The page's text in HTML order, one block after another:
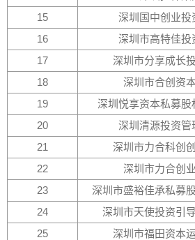
15
深圳国中创业投
16
深圳市高特佳投
17
深圳市分享成长
18
深圳市合创资
19
深圳悦享资本私募股
20
深圳清源投资管
21
深圳市力合科创
22
深圳市力合创
23
深圳市盛裕佳承私募
24
深圳市天使投资引
25
深圳市福田资本